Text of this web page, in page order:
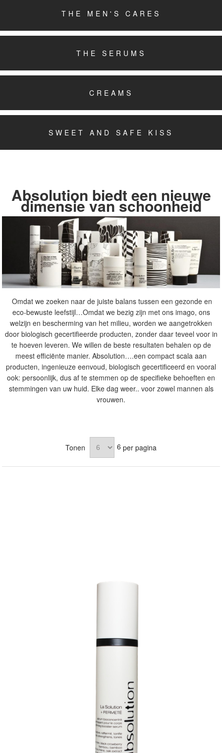
THE MEN'S CARES
THE SERUMS
CREAMS
SWEET AND SAFE KISS
Absolution biedt een nieuwe
dimensie van schoonheid
Omdat we zoeken naar de juiste balans tussen een gezonde en
eco-bewuste leefstijl…Omdat we bezig zijn met ons imago, ons
welzijn en bescherming van het milieu, worden we aangetrokken
door biologisch gecertifieerde producten, zonder daar teveel voor in
te hoeven leveren. We willen de beste resultaten behalen op de
meest efficiënte manier. Absolution….een compact scala aan
producten, ingenieuze eenvoud, biologisch gecertificeerd en vooral
ook: persoonlijk, dus af te stemmen op de specifieke behoeften en
stemmingen van uw huid. Elke dag weer.. voor zowel mannen als
vrouwen.
Tonen 6 per pagina